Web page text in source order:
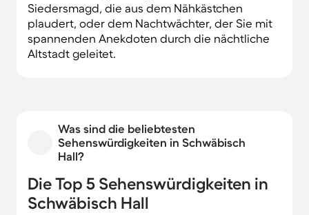
Siedersmagd, die aus dem Nähkästchen
plaudert, oder dem Nachtwächter, der Sie mit
spannenden Anekdoten durch die nächtliche
Altstadt geleitet.
Was sind die beliebtesten
Sehenswürdigkeiten in Schwäbisch
Hall?
Die Top 5 Sehenswürdigkeiten in
Schwäbisch Hall